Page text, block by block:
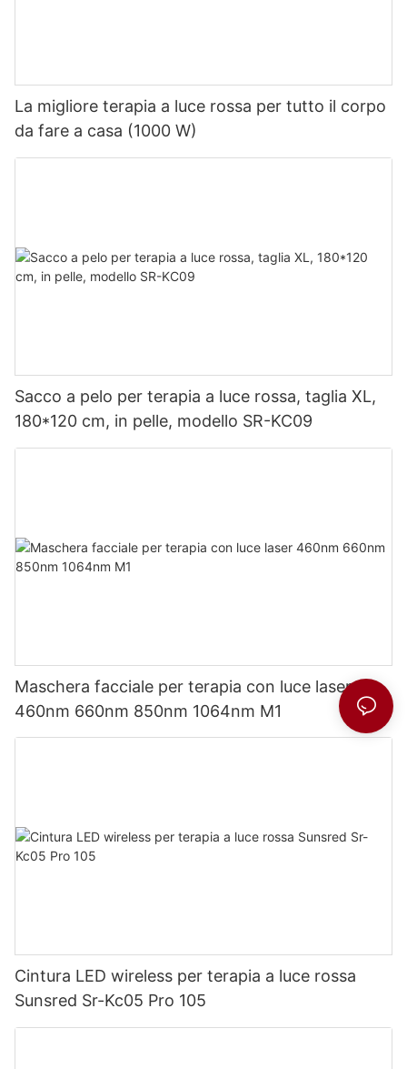
La migliore terapia a luce rossa per tutto il corpo
da fare a casa (1000 W)
Sacco a pelo per terapia a luce rossa, taglia XL,
180*120 cm, in pelle, modello SR-KC09
Maschera facciale per terapia con luce laser
460nm 660nm 850nm 1064nm M1
Cintura LED wireless per terapia a luce rossa
Sunsred Sr-Kc05 Pro 105